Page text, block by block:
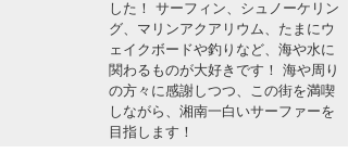
サーフィンエリアガイド
した！ サーフィン、シュノーケリン
グ、マリンアクアリウム、たまにウ
ェイクボードや釣りなど、海や水に
関わるものが大好きです！ 海や周り
の方々に感謝しつつ、この街を満喫
しながら、湘南一白いサーファーを
目指します！
ショップ情報
ショップ情報